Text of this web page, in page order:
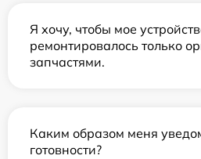
Я хочу, чтобы мое
ремонтировалось только
запчастями.
Каким образом меня
готовности?